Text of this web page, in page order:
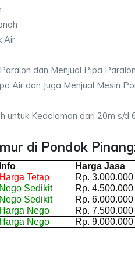
Air
dan Menjual Pipa
Air dan Juga Menjual Mesin
untuk Kedalaman dari 20m s/d
di Pondok
Info
Harga Jasa
Harga Tetap
Rp. 3.000.000
Nego Sedikit
Rp. 4.500.000
Nego Sedikit
Rp. 6.000.000
Harga Nego
Rp. 7.500.000
Harga Nego Rp. 9.000.000